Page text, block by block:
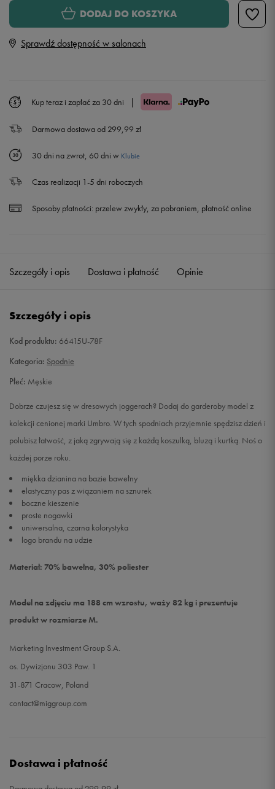
Powiadom o dostępności
S
Powiadom o dostępności
Powiadom o dostępności
DODAJ DO KOSZYKA
Sprawdź dostępność w salonach
Kup teraz i zapłać za 30 dni |
Darmowa dostawa od 299,99 zł
30 dni na zwrot, 60 dni w Klubie
Czas realizacji 1-5 dni roboczych
Sposoby płatności: przelew zwykły, za pobraniem, płatność online
Szczegóły i opis Dostawa i płatność Opinie
Szczegóły i opis
Kod produktu: 66415U-78F
Kategoria: Spodnie
Płeć: Męskie
Dobrze czujesz się w dresowych joggerach? Dodaj do garderoby model z
kolekcji cenionej marki Umbro. W tych spodniach przyjemnie spędzisz dzień i
polubisz łatwość, z jaką zgrywają się z każdą koszulką, bluzą i kurtką. Noś o
każdej porze roku.
miękka dzianina na bazie bawełny
elastyczny pas z wiązaniem na sznurek
boczne kieszenie
proste nogawki
uniwersalna, czarna kolorystyka
logo brandu na udzie
Materiał: 70% bawełna, 30% poliester
Model na zdjęciu ma 188 cm wzrostu, waży 82 kg i prezentuje
produkt w rozmiarze M.
Marketing Investment Group S.A.
os. Dywizjonu 303 Paw. 1
31-871 Cracow, Poland
contact@miggroup.com
Dostawa i płatność